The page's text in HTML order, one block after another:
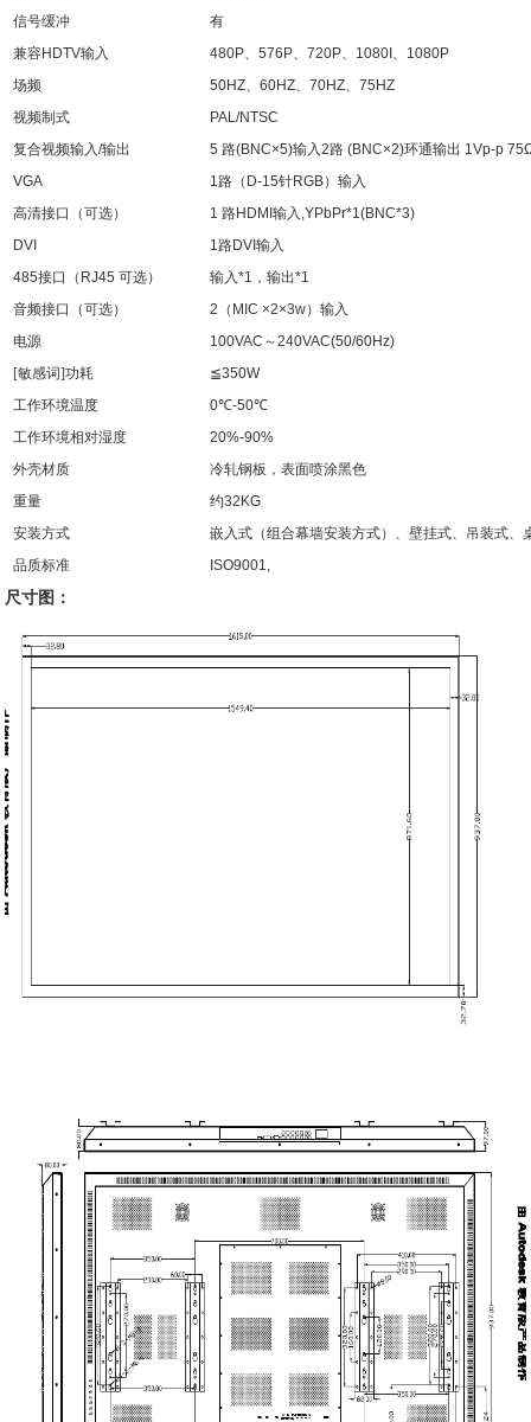
信号缓冲
有
兼容HDTV输入 480P、576P、720P、 1080I、 1080P
场频
50HZ、60HZ、70HZ、75HZ
视频制式
PAL/NTSC
复合视频输入/输出 5路(BNC×5)输入2路 (BNC×2)环通输出 1Vp-p 75
VGA
1路（ D-15针RGB）输入
高清接口（可选）
1 路HDMI输入 ,YPbPr*1(BNC*3)
DVI
1路DVI输入
485接口（ RJ45可选） 输入*1 ，输出*1
音频接口（可选）
2 （ MIC ×2×3w）输入
电源
100VAC ～240VAC(50/60Hz)
[敏感词]功耗
≦350W
工作环境温度
0℃-50℃
工作环境相对湿度
20%-90%
外壳材质
冷轧钢板，表面喷涂黑色
重量
约32KG
安装方式
嵌入式（组合幕墙安装方式）、壁挂式、吊装式、
品质标准
ISO9001,
尺寸图：